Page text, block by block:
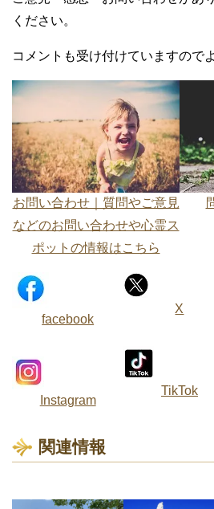
ください。
コメントも受け付けていますので
お問い合わせ｜質問やご意見
などのお問い合わせや心霊ス
ポットの情報はこちら
facebook
Instagram
X
TikTok
関連情報